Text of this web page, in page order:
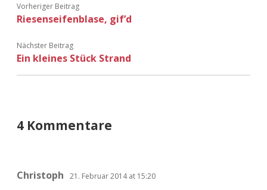
Vorheriger Beitrag
Riesenseifenblase, gif’d
Nächster Beitrag
Ein kleines Stück Strand
4 Kommentare
Christoph 21. Februar 2014 at 15:20